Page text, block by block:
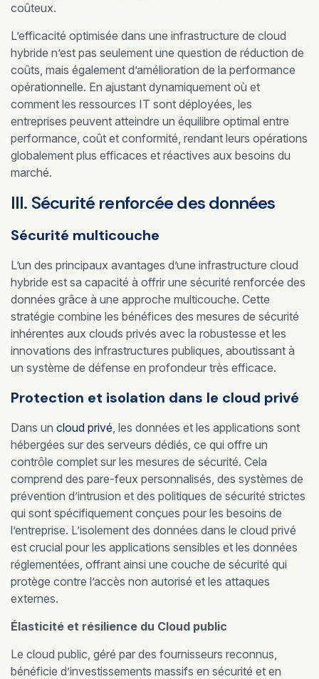
coûteux.
L’efficacité optimisée dans une infrastructure de cloud
hybride n’est pas seulement une question de réduction de
coûts, mais également d’amélioration de la performance
opérationnelle. En ajustant dynamiquement où et
comment les ressources IT sont déployées, les
entreprises peuvent atteindre un équilibre optimal entre
performance, coût et conformité, rendant leurs opérations
globalement plus efficaces et réactives aux besoins du
marché.
III. Sécurité renforcée des données
Sécurité multicouche
L’un des principaux avantages d’une infrastructure cloud
hybride est sa capacité à offrir une sécurité renforcée des
données grâce à une approche multicouche. Cette
stratégie combine les bénéfices des mesures de sécurité
inhérentes aux clouds privés avec la robustesse et les
innovations des infrastructures publiques, aboutissant à
un système de défense en profondeur très efficace.
Protection et isolation dans le cloud privé
Dans un cloud privé, les données et les applications sont
hébergées sur des serveurs dédiés, ce qui offre un
contrôle complet sur les mesures de sécurité. Cela
comprend des pare-feux personnalisés, des systèmes de
prévention d’intrusion et des politiques de sécurité strictes
qui sont spécifiquement conçues pour les besoins de
l’entreprise. L’isolement des données dans le cloud privé
est crucial pour les applications sensibles et les données
réglementées, offrant ainsi une couche de sécurité qui
protège contre l’accès non autorisé et les attaques
externes.
Élasticité et résilience du Cloud public
Le cloud public, géré par des fournisseurs reconnus,
bénéficie d’investissements massifs en sécurité et en